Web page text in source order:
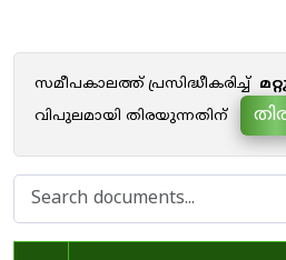
സമീപകാലത്ത് പ്രസിദ്ധീകരിച്ച്
വിപുലമായി തിരയുന്നതിന്